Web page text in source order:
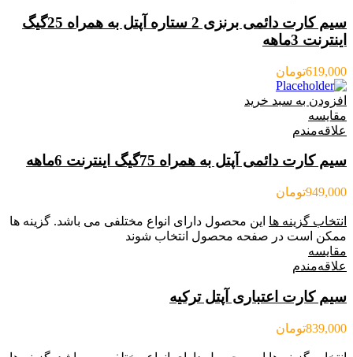
سیم کارت دائمی برنزی 2 ستاره آپتل به همراه 25گیگ
اینترنت 3ماهه
619,000تومان
افزودن به سبد خرید
مقایسه
علاقه‌مندم
سیم کارت دائمی آپتل به همراه 75گیگ اینترنت 6ماهه
949,000تومان
انتخاب گزینه ها این محصول دارای انواع مختلفی می باشد. گزینه ها
ممکن است در صفحه محصول انتخاب شوند
مقایسه
علاقه‌مندم
سیم کارت اعتباری آپتل ترکیه
839,000تومان